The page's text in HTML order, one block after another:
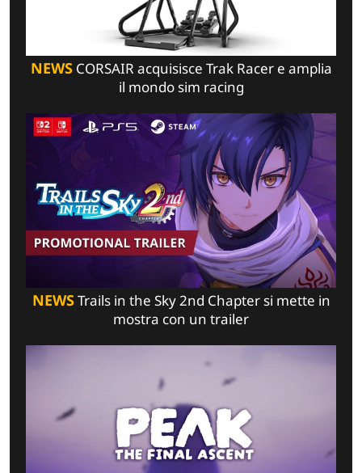
NEWSCORSAIR acquisisce Trak Racer e amplia
il mondo sim racing
NEWSTrails in the Sky 2nd Chapter si mette in
mostra con un trailer